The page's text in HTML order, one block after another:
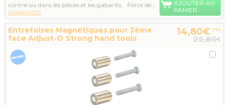
contre ou dans les pièces et les gabarits. Force de...
Magswitch
AJOUTER AU
PANIER
Entretoises Magnétiques pour 3ème
face Adjust-O Strong hand tools
14,80€ TTC
22,80€